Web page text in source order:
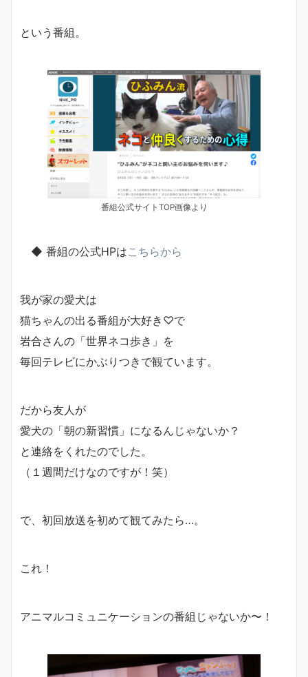
という番組。
番組公式サイトTOP画像より
◆ 番組の公式HPはこちらから
我が家の愛犬は
猫ちゃんの出る番組が大好き♡で
岩合さんの「世界ネコ歩き」を
毎回テレビにかぶりつきで観ています。
だから友人が
愛犬の「朝の新習慣」になるんじゃないか？
と連絡をくれたのでした。
（１週間だけなのですが！笑）
で、初回放送を初めて観てみたら…。
これ！
アニマルコミュニケーションの番組じゃないか〜！